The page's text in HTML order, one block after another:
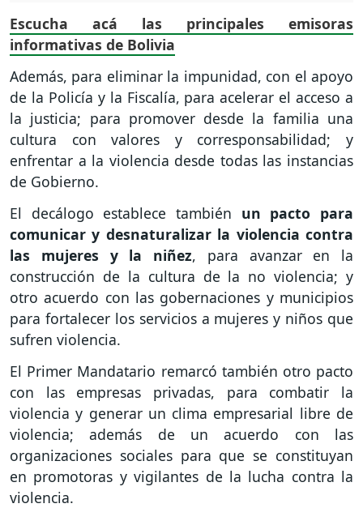
Escucha acá las principales emisoras
informativas de Bolivia
Además, para eliminar la impunidad, con el apoyo
de la Policía y la Fiscalía, para acelerar el acceso a
la justicia; para promover desde la familia una
cultura con valores y corresponsabilidad; y
enfrentar a la violencia desde todas las instancias
de Gobierno.
El decálogo establece también un pacto para
comunicar y desnaturalizar la violencia contra
las mujeres y la niñez, para avanzar en la
construcción de la cultura de la no violencia; y
otro acuerdo con las gobernaciones y municipios
para fortalecer los servicios a mujeres y niños que
sufren violencia.
El Primer Mandatario remarcó también otro pacto
con las empresas privadas, para combatir la
violencia y generar un clima empresarial libre de
violencia; además de un acuerdo con las
organizaciones sociales para que se constituyan
en promotoras y vigilantes de la lucha contra la
violencia.